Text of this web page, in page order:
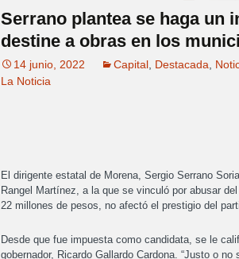
Serrano plantea se haga un
destine a obras en los
14 junio, 2022 Capital Destacada
La Noticia
El dirigente estatal de Morena, Sergio Serrano
Rangel Martínez, a la que se vinculó por abusar
22 millones de pesos, no afectó el prestigio del
Desde que fue impuesta como candidata, se le
gobernador, Ricardo Gallardo Cardona. “Justo o